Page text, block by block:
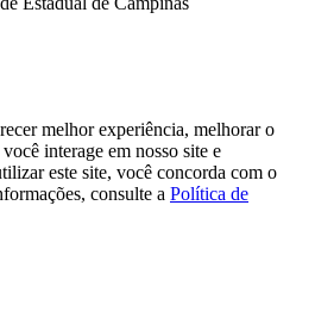
melhor experiência, melhorar o
interage em nosso site e
este site, você concorda com o
consulte a Política de